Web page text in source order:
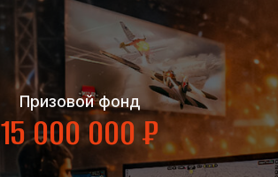
Призовой фонд
15 000 000 ₽